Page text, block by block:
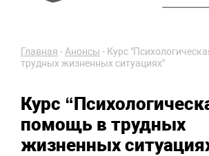
Главная -Анонсы - Курс
трудных жизненных ситуациях"
Курс
помощь в трудных
жизненных